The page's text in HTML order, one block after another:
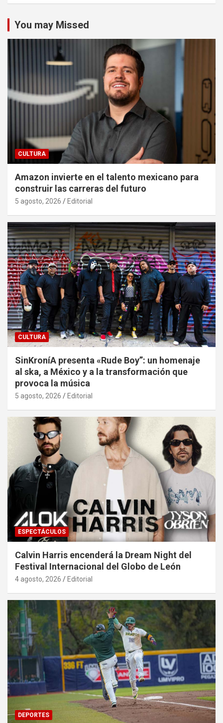
You may Missed
CULTURA
Amazon invierte en el talento mexicano para
construir las carreras del futuro
5 agosto, 2026 Editorial
CULTURA
SinKroníA presenta «Rude Boy”: un homenaje
al ska, a México y a la transformación que
provoca la música
5 agosto, 2026 Editorial
ESPECTÁCULOS
Calvin Harris encenderá la Dream Night del
Festival Internacional del Globo de León
4 agosto, 2026 Editorial
DEPORTES